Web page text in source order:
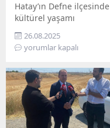
Hatay’ın Defne ilçesinde
kültürel yaşamı
canlandırmak isteyen
sanatçılar, ilçeye bir
tiyatro salonu kurulması
yılından bu yana
sahnelerde eserler
sergileyen Epik Sanat
Tiyatrosu, 6 Şubat
depreminde sahnesini
26.08.2025
yorumlar kapalı